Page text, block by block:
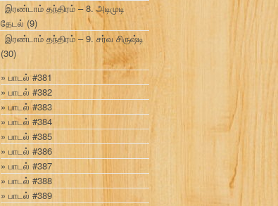
இரண்டாம் தந்திரம் – 8. அடிமுடி
தேடல் (9)
இரண்டாம் தந்திரம் – 9. சர்வ சிருஷ்டி
(30)
பாடல் #381
பாடல் #382
பாடல் #383
பாடல் #384
பாடல் #385
பாடல் #386
பாடல் #387
பாடல் #388
பாடல் #389